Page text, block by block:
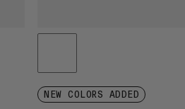
NEW COLORS ADDED